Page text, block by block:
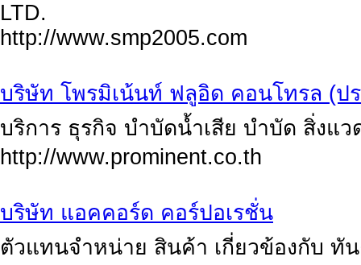
LTD.
http://www.smp2005.com
บริษัท โพรมิเน้นท์ ฟลูอิด คอนโทรล (ป
บริการ ธุรกิจ บำบัดน้ำเสีย บำบัด สิ่งแ
http://www.prominent.co.th
บริษัท แอคคอร์ด คอร์ปอเรชั่น
ตัวแทนจำหน่าย สินค้า เกี่ยวข้องกับ ทั